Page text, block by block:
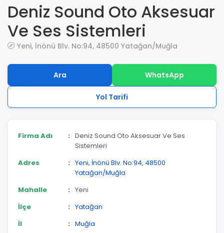
Deniz Sound Oto Aksesuar
Ve Ses Sistemleri
Yeni, İnönü Blv. No:94, 48500 Yatağan/Muğla
Ara WhatsApp
Yol Tarifi
Firma Adı : Deniz Sound Oto Aksesuar Ve Ses
Sistemleri
Adres
: Yeni, İnönü Blv. No:94, 48500
Yatağan/Muğla
Mahalle
: Yeni
İlçe
: Yatağan
İl
: Muğla